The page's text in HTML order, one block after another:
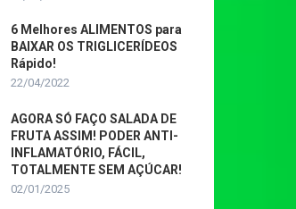
6 Melhores ALIMENTOS para
BAIXAR OS TRIGLICERÍDEOS
Rápido!
22/04/2022
AGORA SÓ FAÇO SALADA DE
FRUTA ASSIM! PODER ANTI-
INFLAMATÓRIO, FÁCIL,
TOTALMENTE SEM AÇÚCAR!
02/01/2025